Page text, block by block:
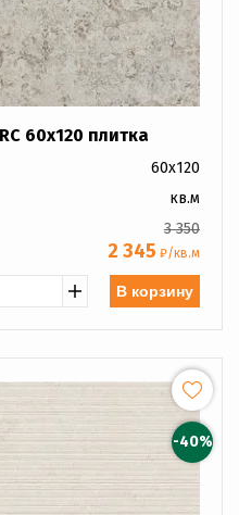
60x120 плитка
60x120
кв.м
3 350
2 345 ₽/кв.м
В корзину
-40%